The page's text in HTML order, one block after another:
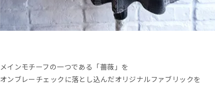
メインモチーフの一つである「薔薇」を
オンブレーチェックに落とし込んだオリジナルファブリックを